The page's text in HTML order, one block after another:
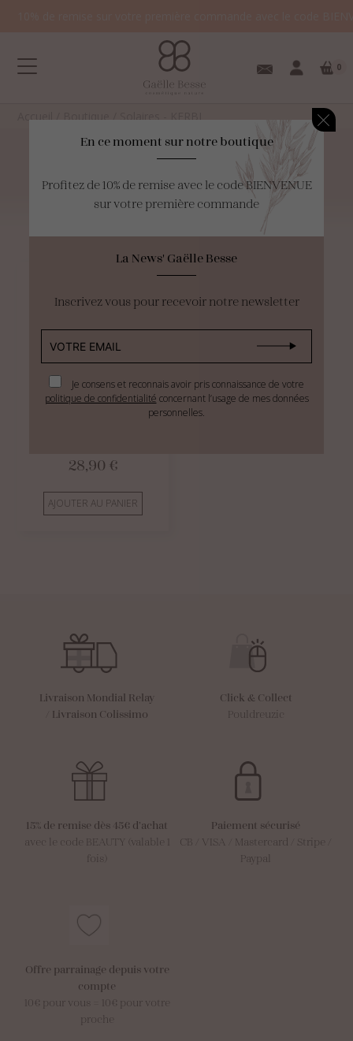
0
Votre panier est
vide.
Accueil/Boutique/Solaires - KERBI
Solaires-KERBI
28,90 €
AJOUTER AU PANIER
Livraison Mondial Relay
Livraison Colissimo
Click & Collect
Pouldreuzic
15% de remise dès 45€ d’achat
avec le code BEAUTY (valable 1
fois)
Paiement sécurisé
CB / VISA / Mastercard / Stripe /
Paypal
Offre parrainage depuis votre
compte
10€ pour vous = 10€ pour votre
proche
En ce moment sur notre boutique
Profitez de 10% de remise avec le code BIENVENUE
sur votre première commande
La News' Gaëlle Besse
Inscrivez vous pour recevoir notre newsletter
Je consens et reconnais avoir pris connaissance de votre
politique de confidentialité concernant l’usage de mes données
personnelles.